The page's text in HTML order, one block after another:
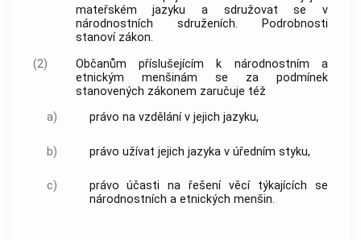
mateřském jazyku a sdružovat se v
národnostních sdruženích. Podrobnosti
stanoví zákon.
(2)
Občanům příslušejícím k národnostním a
etnickým menšinám se za podmínek
stanovených zákonem zaručuje též
a)
právo na vzdělání v jejich jazyku,
b) právo užívat jejich jazyka v úředním styku,
c)
právo účasti na řešení věcí týkajících se
národnostních a etnických menšin.